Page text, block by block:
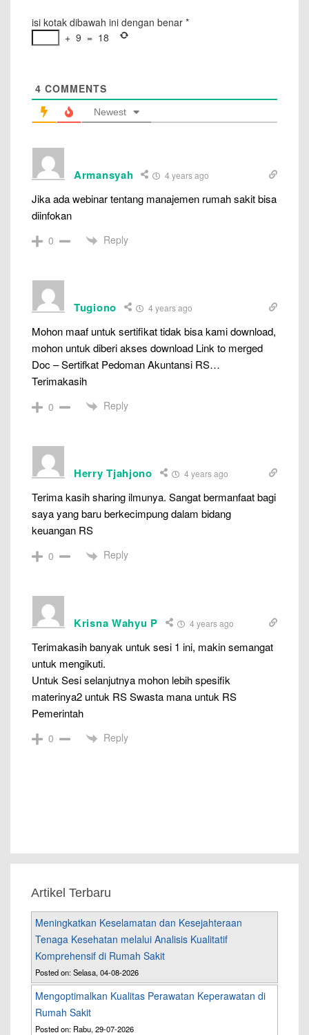
isi kotak dibawah ini dengan benar *
+ 9 = 18
4 COMMENTS
Newest
Armansyah 4 years ago
Jika ada webinar tentang manajemen rumah sakit bisa
diinfokan
0 Reply
Tugiono 4 years ago
Mohon maaf untuk sertifikat tidak bisa kami download,
mohon untuk diberi akses download Link to merged
Doc – Sertifkat Pedoman Akuntansi RS…
Terimakasih
0 Reply
Herry Tjahjono 4 years ago
Terima kasih sharing ilmunya. Sangat bermanfaat bagi
saya yang baru berkecimpung dalam bidang
keuangan RS
0 Reply
Krisna Wahyu P 4 years ago
Terimakasih banyak untuk sesi 1 ini, makin semangat
untuk mengikuti.
Untuk Sesi selanjutnya mohon lebih spesifik
materinya2 untuk RS Swasta mana untuk RS
Pemerintah
0 Reply
Artikel Terbaru
Meningkatkan Keselamatan dan Kesejahteraan
Tenaga Kesehatan melalui Analisis Kualitatif
Komprehensif di Rumah Sakit
Posted on: Selasa, 04-08-2026
Mengoptimalkan Kualitas Perawatan Keperawatan di
Rumah Sakit
Posted on: Rabu, 29-07-2026